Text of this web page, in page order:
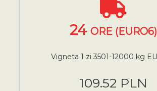
24 ORE (EURO6)
Vigneta 1 zi 3501-12000 kg
109.52 PLN